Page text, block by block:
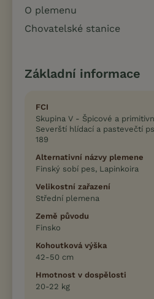
O plemenu
Chovatelské stanice
Základní informace
FCI
Skupina V - Špicové a
Severští hlídací a pastevečtí
189
Alternativní názvy plemene
Finský sobí pes, Lapinkoira
Velikostní zařazení
Střední plemena
Země původu
Finsko
Kohoutková výška
42-50 cm
Hmotnost v dospělosti
20-22 kg